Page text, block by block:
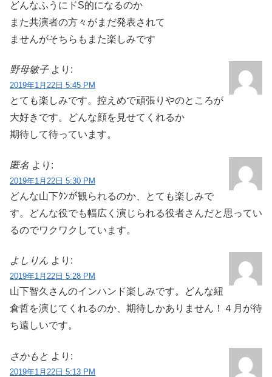
どんなふうにドS的になるのか
また共演者の方々がまだ発表されて
ませんがそちらもまた楽しみです
野母敏子 より:
2019年1月22日 5:45 PM
とても楽しみです。控えめで頑張りやのところが
大好きです。どんな顔を見せてくれるか
期待して待っています。
匿名 より:
2019年1月22日 5:30 PM
どんな山下ｸﾝが観られるのか、とても楽しみで
す。どんな役でも幅広く演じられる役者さんだと思ってい
るのでワクワクしています。
よしりん より:
2019年1月22日 5:28 PM
山下智久さんのインハンド楽しみです。どんな紐
倉哲を演じてくれるのか、期待しかありません！４月が待
ち遠しいです。
さかもと より:
2019年1月22日 5:13 PM